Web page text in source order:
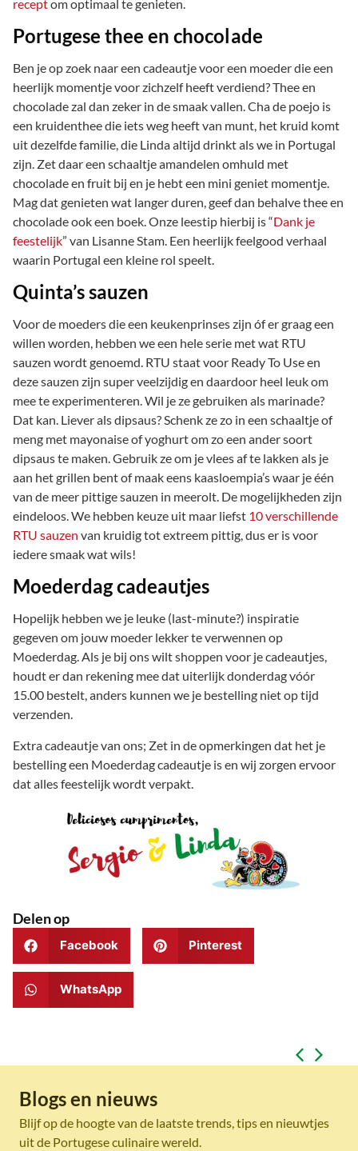
receptom optimaal te genieten.
Portugese thee en chocolade
Ben je op zoek naar een cadeautje voor een moeder die een
heerlijk momentje voor zichzelf heeft verdiend? Thee en
chocolade zal dan zeker in de smaak vallen. Cha de poejo is
een kruidenthee die iets weg heeft van munt, het kruid komt
uit dezelfde familie, die Linda altijd drinkt als we in Portugal
zijn. Zet daar een schaaltje amandelen omhuld met
chocolade en fruit bij en je hebt een mini geniet momentje.
Mag dat genieten wat langer duren, geef dan behalve thee en
chocolade ook een boek. Onze leestip hierbij is “Dank je
feestelijk” van Lisanne Stam. Een heerlijk feelgood verhaal
waarin Portugal een kleine rol speelt.
Quinta’s sauzen
Voor de moeders die een keukenprinses zijn óf er graag een
willen worden, hebben we een hele serie met wat RTU
sauzen wordt genoemd. RTU staat voor Ready To Use en
deze sauzen zijn super veelzijdig en daardoor heel leuk om
mee te experimenteren. Wil je ze gebruiken als marinade?
Dat kan. Liever als dipsaus? Schenk ze zo in een schaaltje of
meng met mayonaise of yoghurt om zo een ander soort
dipsaus te maken. Gebruik ze om je vlees af te lakken als je
aan het grillen bent of maak eens kaasloempia’s waar je één
van de meer pittige sauzen in meerolt. De mogelijkheden zijn
eindeloos. We hebben keuze uit maar liefst 10 verschillende
RTU sauzen van kruidig tot extreem pittig, dus er is voor
iedere smaak wat wils!
Moederdag cadeautjes
Hopelijk hebben we je leuke (last-minute?) inspiratie
gegeven om jouw moeder lekker te verwennen op
Moederdag. Als je bij ons wilt shoppen voor je cadeautjes,
houdt er dan rekening mee dat uiterlijk donderdag vóór
15.00 bestelt, anders kunnen we je bestelling niet op tijd
verzenden.
Extra cadeautje van ons; Zet in de opmerkingen dat het je
bestelling een Moederdag cadeautje is en wij zorgen ervoor
dat alles feestelijk wordt verpakt.
Delen op
Facebook Pinterest
WhatsApp
Blogs en nieuws
Blijf op de hoogte van de laatste trends, tips en nieuwtjes
uit de Portugese culinaire wereld.